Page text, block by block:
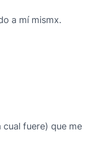
a mí mismx.
cual fuere) que me